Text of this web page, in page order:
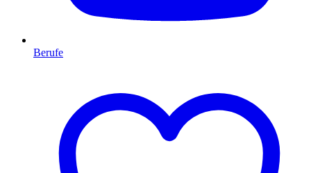
Berufe